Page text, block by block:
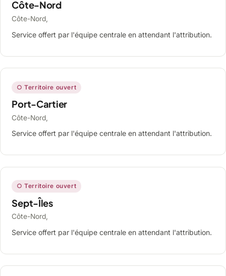
Côte-Nord
Côte-Nord,
Service offert par l'équipe centrale en attendant l'attribution.
○ Territoire ouvert
Port-Cartier
Côte-Nord,
Service offert par l'équipe centrale en attendant l'attribution.
○ Territoire ouvert
Sept-Îles
Côte-Nord,
Service offert par l'équipe centrale en attendant l'attribution.